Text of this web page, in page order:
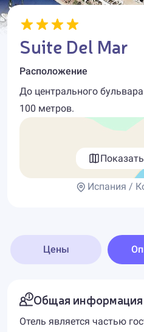
Suite Del Mar
Расположение
До центрального
100 метров.
Испания /
Цены
Общая информация
Отель является частью